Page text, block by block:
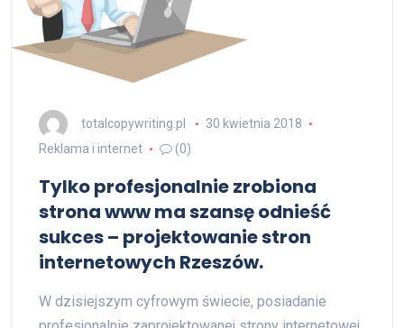
totalcopywriting.pl
30 kwietnia 2018
Reklama i internet
(0)
Tylko profesjonalnie zrobiona
strona www ma szansę odnieść
sukces – projektowanie stron
internetowych Rzeszów.
W dzisiejszym cyfrowym świecie, posiadanie